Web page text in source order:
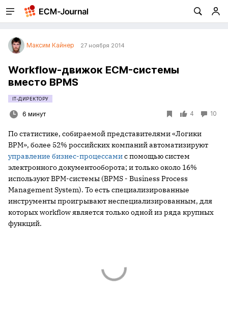
Максим Кайнер 27 ноября 2014
Workflow-движок ECM-системы
вместо BPMS
IT-ДИРЕКТОРУ
6 минут 4 10
По статистике, собираемой представителями «Логики
BPM», более 52% российских компаний автоматизируют
управление бизнес-процессамис помощью систем
электронного документооборота; и только около 16%
используют BPM-системы (BPMS - Business Process
Management System). То есть специализированные
инструменты проигрывают неспециализированным, для
которых workflow является только одной из ряда крупных
функций.